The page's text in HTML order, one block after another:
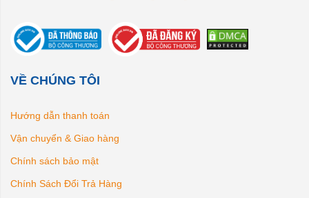
VỀ CHÚNG TÔI
Hướng dẫn thanh toán
Vận chuyển & Giao hàng
Chính sách bảo mật
Chính Sách Đổi Trả Hàng